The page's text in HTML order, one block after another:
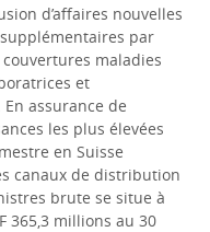
d’affaires nouvelles
par
maladies
et
assurance de
les plus élevées
en Suisse
canaux de distribution
brute se situe à
365,3 millions au 30